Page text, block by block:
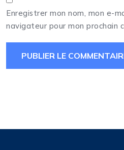
Enregistrer mon nom, mon e-
navigateur pour mon prochain